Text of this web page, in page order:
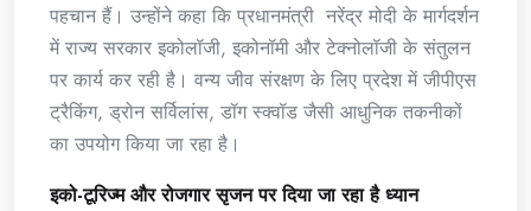
पहचान हैं। उन्होंने कहा कि प्रधानमंत्री नरेंद्र मोदी के मार्गदर्शन
में राज्य सरकार इकोलॉजी, इकोनॉमी और टेक्नोलॉजी के संतुलन
पर कार्य कर रही है। वन्य जीव संरक्षण के लिए प्रदेश में जीपीएस
ट्रैकिंग, ड्रोन सर्विलांस, डॉग स्क्वॉड जैसी आधुनिक तकनीकों
का उपयोग किया जा रहा है।
इको-टूरिज्म और रोजगार सृजन पर दिया जा रहा है ध्यान